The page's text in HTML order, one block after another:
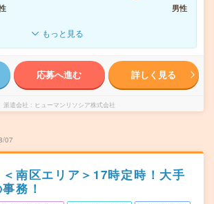
男性
もっと見る
応募へ進む 詳しく見る
派遣会社 ヒューマンリソシア株式会社
07
南区エリア＞17時定時！大手
務！